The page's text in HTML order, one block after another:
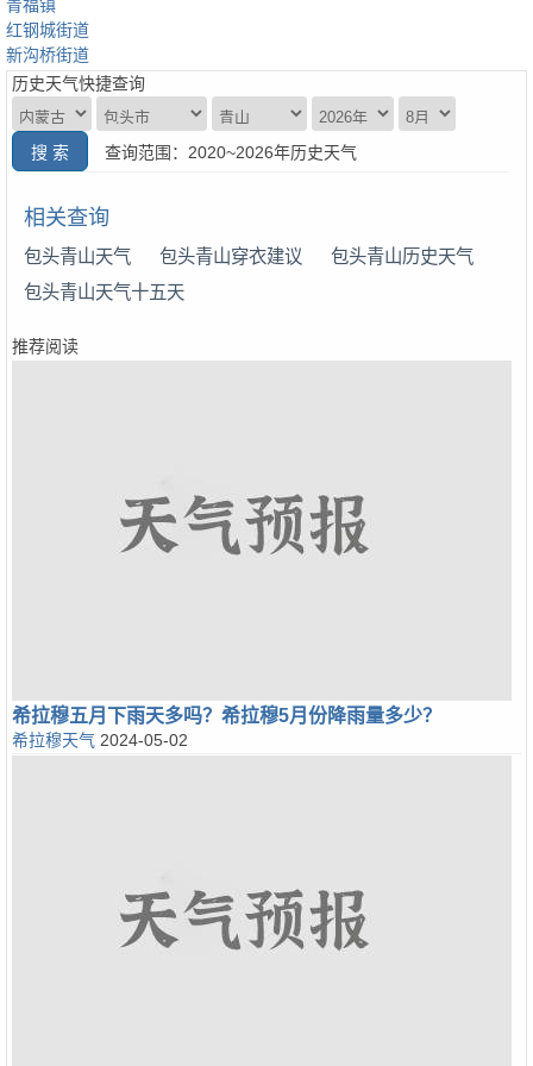
青福镇
红钢城街道
新沟桥街道
历史天气快捷查询
查询范围：2020~2026年历史天气
相关查询
包头青山天气 包头青山穿衣建议
包头青山历史天气
包头青山天气十五天
推荐阅读
希拉穆五月下雨天多吗？希拉穆5月份降雨量多少？
希拉穆天气 2024-05-02